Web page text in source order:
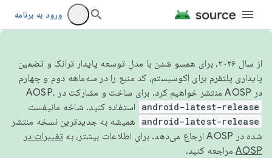
ورود به برنامه
از سال ۲۰۲۶، برای همسو شدن با مدل توسعه پایدار ترانک و تضمین
پایداری پلتفرم برای اکوسیستم، کد منبع را در سه‌ماهه دوم و چهارم
در AOSP منتشر خواهیم کرد. برای ساخت و مشارکت در AOSP،
android-latest-release استفاده کنید. شاخه مانیفست
android-latest-release
همیشه به جدیدترین نسخه منتشر
شده در AOSP ارجاع می‌دهد. برای اطلاعات بیشتر، به
تغییرات در
AOSP مراجعه کنید.